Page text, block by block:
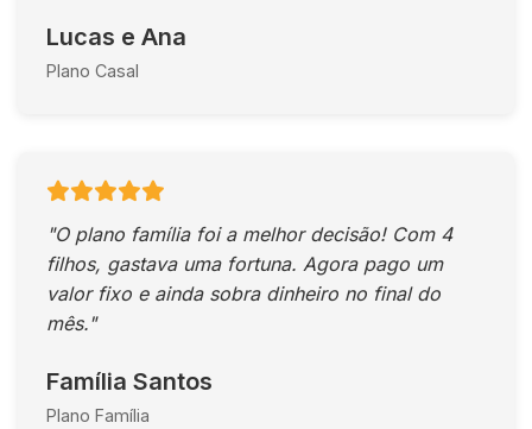
Lucas e Ana
Plano Casal
"O plano família foi a melhor decisão! Com 4
filhos, gastava uma fortuna. Agora pago um
valor fixo e ainda sobra dinheiro no final do
mês."
Família Santos
Plano Família